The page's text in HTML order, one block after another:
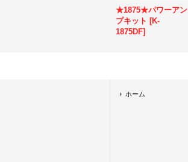
★1875★パワーアン
プキット [K-
1875DF]
ホーム